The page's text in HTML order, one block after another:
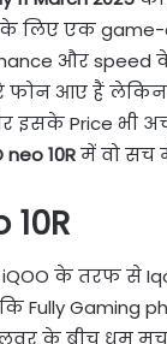
लिए एक game-
और speed
फोन आए हैं
इसके Price भी
neo 10Rमें वो सच
10R
के तरफ से
Fully Gaming
के बीच धूम